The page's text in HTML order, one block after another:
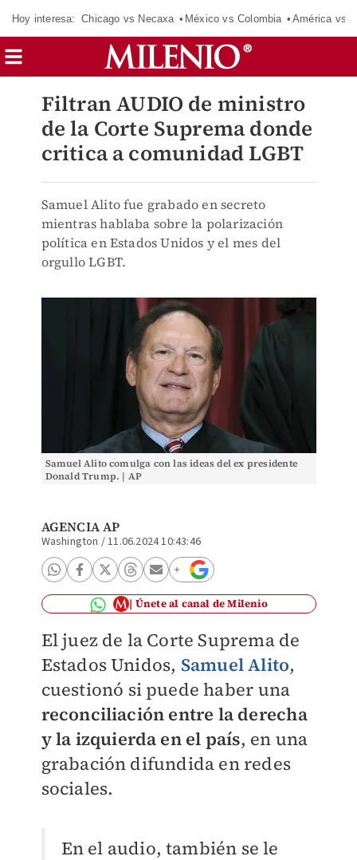
Hoy interesa: Chicago vs Necaxa México vs Colombia América vs
Filtran AUDIO de ministro
de la Corte Suprema donde
critica a comunidad LGBT
Samuel Alito fue grabado en secreto
mientras hablaba sobre la polarización
política en Estados Unidos y el mes del
orgullo LGBT.
Samuel Alito comulga con las ideas del ex presidente
Donald Trump. | AP
AGENCIA AP
Washington /11.06.2024 10:43:46
Únete al canal de Milenio
El juez de la Corte Suprema de
Estados Unidos, Samuel Alito,
cuestionó si puede haber una
reconciliación entre la derecha
y la izquierda en el país, en una
grabación difundida en redes
sociales.
En el audio, también se le